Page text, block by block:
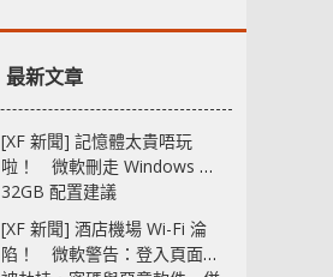
最新文章
[XF 新聞] 記憶體太貴唔玩
啦！ 微軟刪走 Windows 11
32GB 配置建議
[XF 新聞] 酒店機場 Wi-Fi 淪
陷！ 微軟警告：登入頁面可